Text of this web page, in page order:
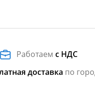
Работаемс НДС
доставка по